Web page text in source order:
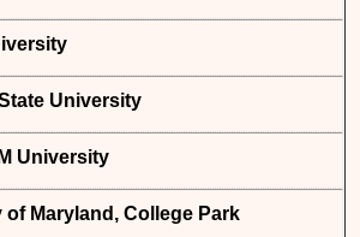
University
University
of Maryland, College Park